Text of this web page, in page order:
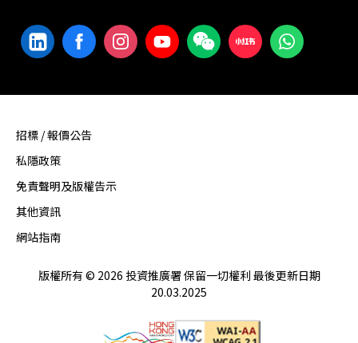
招標 / 報價公告
私隱政策
免責聲明及版權告示
其他資訊
網站指南
版權所有 © 2026 投資推廣署 保留一切權利 最後更新日期
20.03.2025